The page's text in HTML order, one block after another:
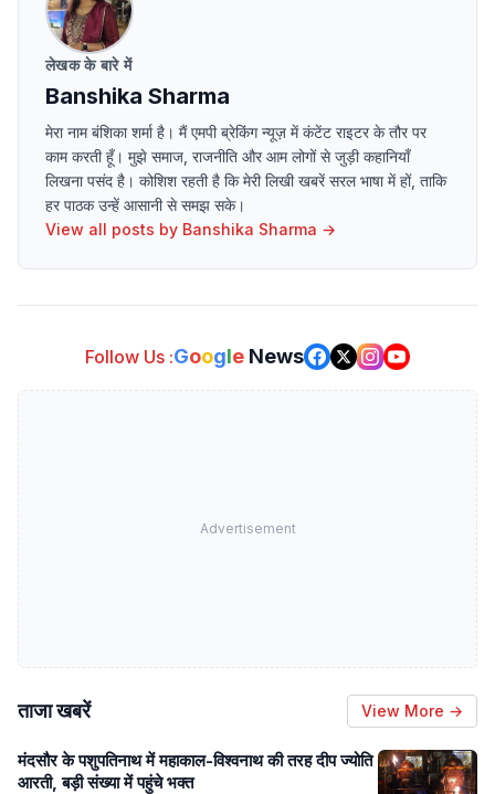
लेखक के बारे में
Banshika Sharma
मेरा नाम बंशिका शर्मा है। मैं एमपी ब्रेकिंग न्यूज़ में कंटेंट राइटर के तौर पर
काम करती हूँ। मुझे समाज, राजनीति और आम लोगों से जुड़ी कहानियाँ
लिखना पसंद है। कोशिश रहती है कि मेरी लिखी खबरें सरल भाषा में हों, ताकि
हर पाठक उन्हें आसानी से समझ सके।
View all posts by Banshika Sharma →
Follow Us :Google News
Advertisement
ताजा खबरें View More →
मंदसौर के पशुपतिनाथ में महाकाल-विश्वनाथ की तरह दीप ज्योति
आरती, बड़ी संख्या में पहुंचे भक्त